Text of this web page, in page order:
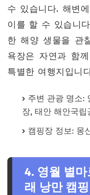
수 있습니다. 해변
이를 할 수 있습니
한 해양 생물을 관
욕장은 자연과 함
특별한 여행지입니
주변 관광 명소:
장, 태안 해안국립
캠핑장 정보: 몽
4. 영월 별
래 낭만 캠핑